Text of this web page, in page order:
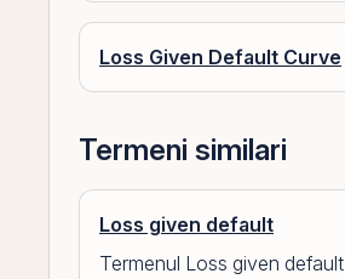
Loss Given Default Curve
Termeni similari
Loss given default
Termenul Loss given default